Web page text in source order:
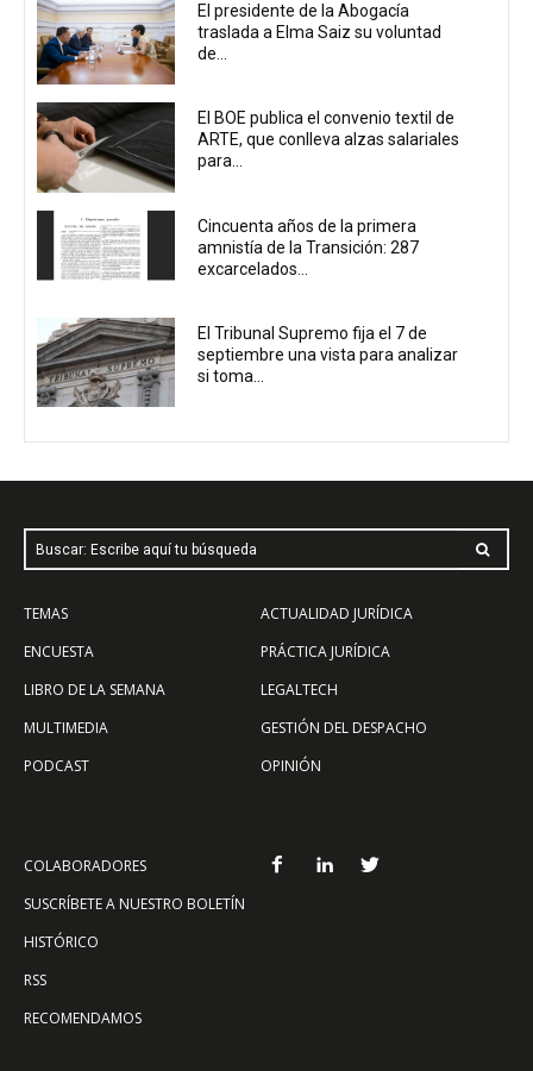
El presidente de la Abogacía
traslada a Elma Saiz su voluntad
de...
El BOE publica el convenio textil de
ARTE, que conlleva alzas salariales
para...
Cincuenta años de la primera
amnistía de la Transición: 287
excarcelados...
El Tribunal Supremo fija el 7 de
septiembre una vista para analizar
si toma...
Buscar: Escribe aquí tu búsqueda
TEMAS
ENCUESTA
LIBRO DE LA SEMANA
MULTIMEDIA
PODCAST
ACTUALIDAD JURÍDICA
PRÁCTICA JURÍDICA
LEGALTECH
GESTIÓN DEL DESPACHO
OPINIÓN
COLABORADORES
SUSCRÍBETE A NUESTRO BOLETÍN
HISTÓRICO
RSS
RECOMENDAMOS